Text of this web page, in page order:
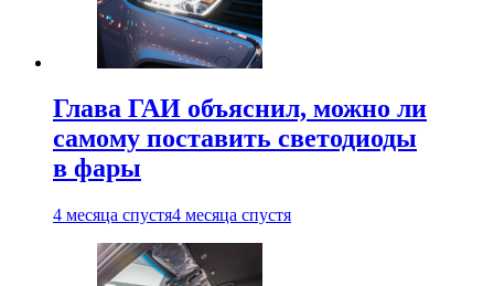
Глава ГАИ объяснил, можно ли
самому поставить светодиоды
в фары
4 месяца спустя4 месяца спустя